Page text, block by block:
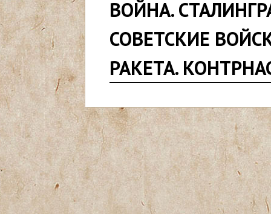
е
с
ь
ВОЙНА.
СОВЕТСКИЕ
РАКЕТА.